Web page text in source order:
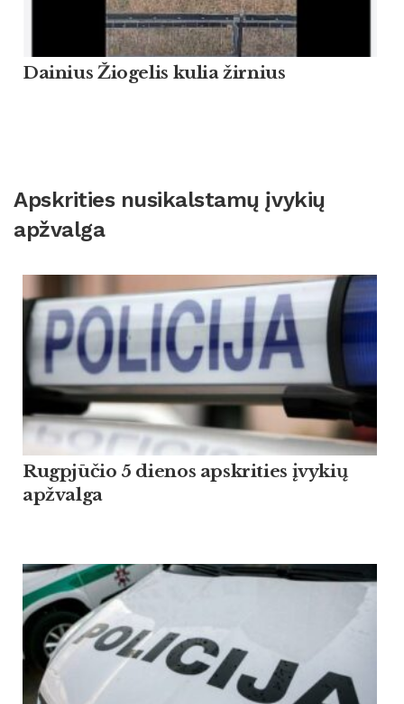
Dainius Žiogelis kulia žirnius
Apskrities nusikalstamų įvykių
apžvalga
Rugpjūčio 5 dienos apskrities įvykių
apžvalga